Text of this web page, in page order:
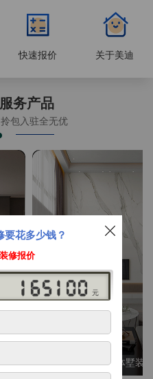
快速报价 关于美迪
务产品
包入驻全无优
专注整装24年，高标准，选美迪 十年后仍爱我家
别墅大平层
高端私人定制，整体墅装